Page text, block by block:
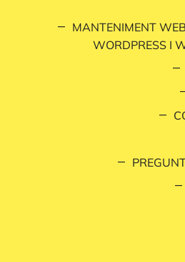
MANTENIMENT
WORDPRESS I